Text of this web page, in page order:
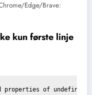
Edge/Brave:
kun første linje
properties of